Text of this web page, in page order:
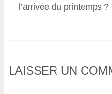
l’arrivée du printemps ?
LAISSER UN